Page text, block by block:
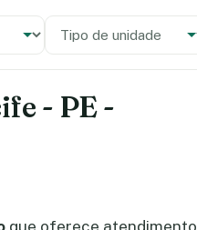
- PE -
que oferece atendimento